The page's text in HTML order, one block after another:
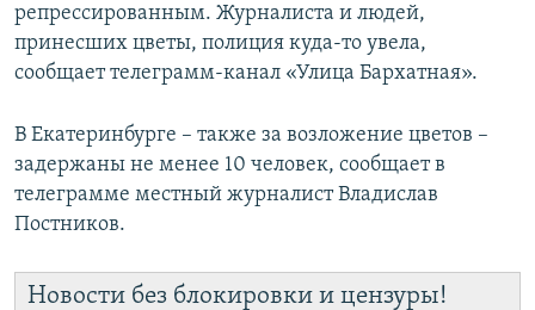
репрессированным. Журналиста и людей,
принесших цветы, полиция куда-то увела,
сообщает телеграмм-канал «Улица Бархатная».
В Екатеринбурге – также за возложение цветов –
задержаны не менее 10 человек, сообщает в
телеграмме местный журналист Владислав
Постников.
Новости без блокировки и цензуры!